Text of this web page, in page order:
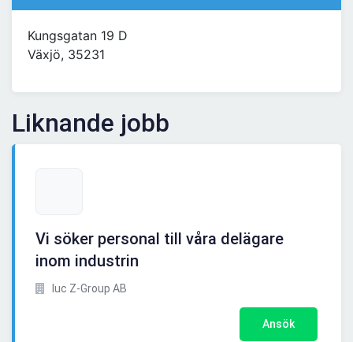
Kungsgatan 19 D
Växjö, 35231
Liknande jobb
Vi söker personal till våra delägare
inom industrin
Iuc Z-Group AB
Ansök